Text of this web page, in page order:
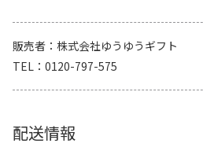
販売者
株式会社ゆうゆうギフト
TEL
0120-797-575
配送情報